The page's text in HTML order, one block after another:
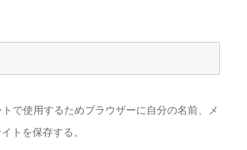
で使用するためブラウザーに自分の名前、メ
トを保存する。